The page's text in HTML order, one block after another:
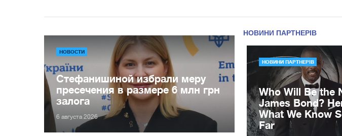
НОВОСТИ
Стефанишиной избрали меру
пресечения в размере 6 млн грн
залога
6 августа 2026